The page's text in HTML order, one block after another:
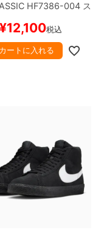
HF7386-004ス
/返品/交換不可商品】
¥12,100税込
カートに入れる